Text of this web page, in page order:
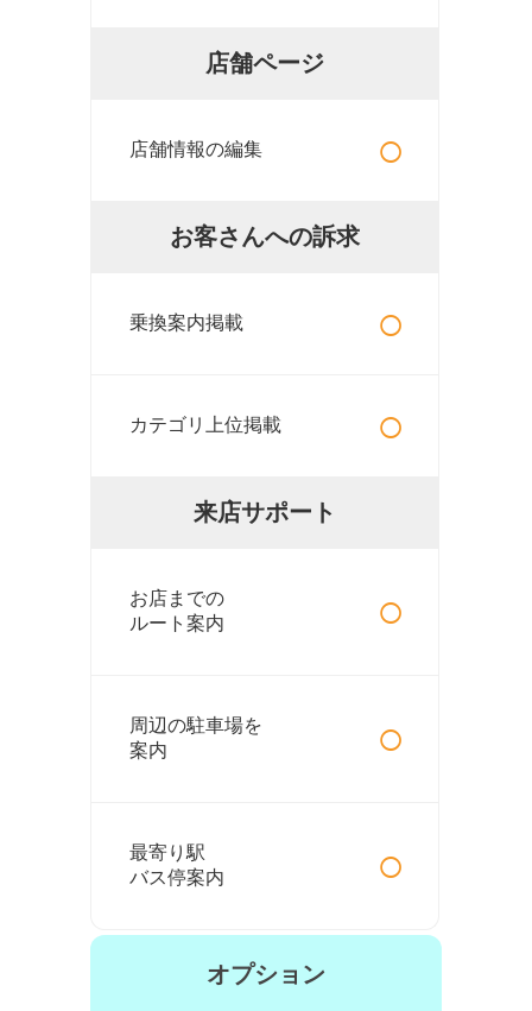
店舗ページ
店舗情報の編集 ○
お客さんへの訴求
乗換案内掲載 ○
カテゴリ上位掲載 ○
来店サポート
お店までの
ルート案内
○
周辺の駐車場を
案内
○
最寄り駅
バス停案内
○
オプション